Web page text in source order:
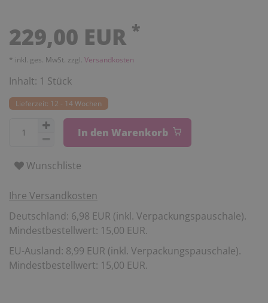
229,00 EUR *
* inkl. ges. MwSt. zzgl. Versandkosten
Inhalt: 1 Stück
Lieferzeit: 12 - 14 Wochen
In den Warenkorb
Wunschliste
Ihre Versandkosten
Deutschland: 6,98 EUR (inkl. Verpackungspauschale).
Mindestbestellwert: 15,00 EUR.
EU-Ausland: 8,99 EUR (inkl. Verpackungspauschale).
Mindestbestellwert: 15,00 EUR.